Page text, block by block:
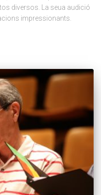
diversos. La seua audició
impressionants.